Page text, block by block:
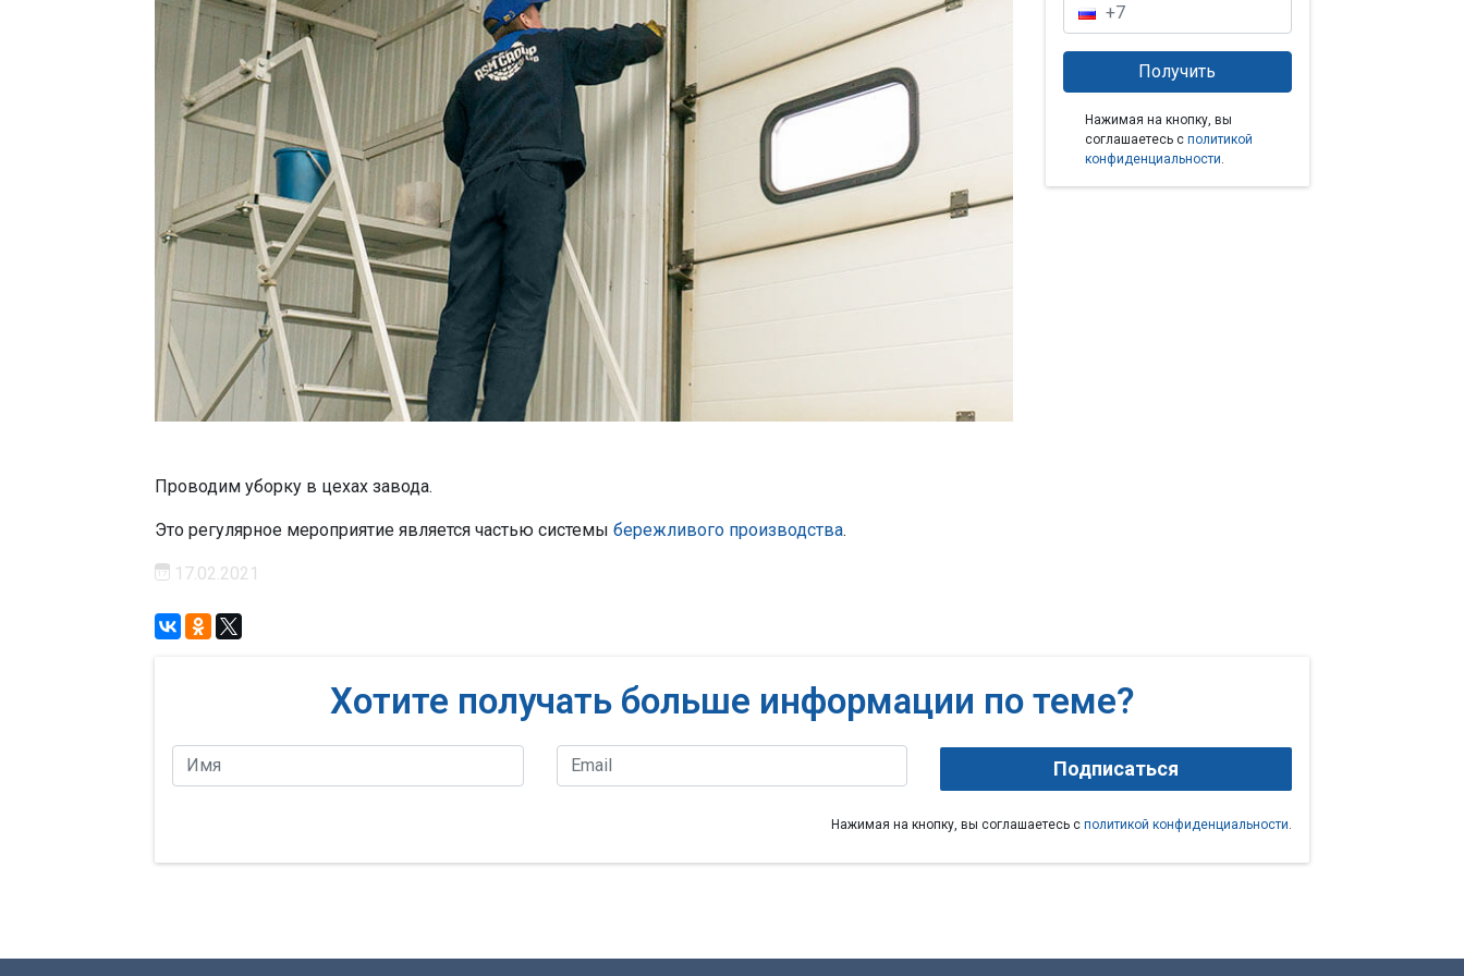
Проводим уборку в цехах завода.
Это регулярное мероприятие является частью системы бережливого производства.
17.02.2021
Нажимая на кнопку, вы
соглашаетесь с политикой
конфиденциальности
Хотите получать больше информации по теме?
Подписаться
Нажимая на кнопку, вы соглашаетесь с политикой конфиденциальности